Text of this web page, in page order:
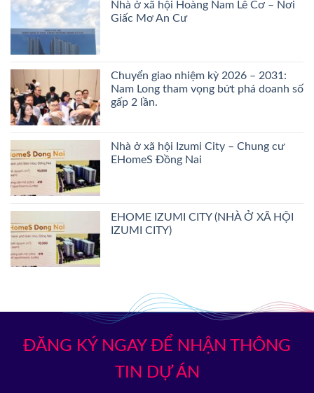
Nhà ở xã hội Hoàng Nam Lê Cơ – Nơi
Giấc Mơ An Cư
Chuyển giao nhiệm kỳ 2026 – 2031:
Nam Long tham vọng bứt phá doanh số
gấp 2 lần.
Nhà ở xã hội Izumi City – Chung cư
EHomeS Đồng Nai
EHOME IZUMI CITY (NHÀ Ở XÃ HỘI
IZUMI CITY)
ĐĂNG KÝ NGAY ĐỂ NHẬN THÔNG
TIN DỰ ÁN